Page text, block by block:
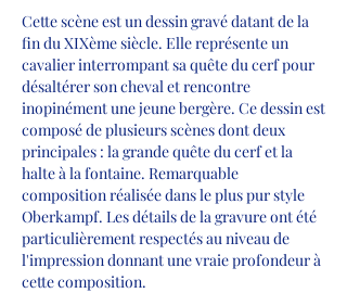
Cette scène est un dessin gravé datant de la
fin du XIXème siècle. Elle représente un
cavalier interrompant sa quête du cerf pour
désaltérer son cheval et rencontre
inopinément une jeune bergère. Ce dessin est
composé de plusieurs scènes dont deux
principales : la grande quête du cerf et la
halte à la fontaine. Remarquable
composition réalisée dans le plus pur style
Oberkampf. Les détails de la gravure ont été
particulièrement respectés au niveau de
l'impression donnant une vraie profondeur à
cette composition.